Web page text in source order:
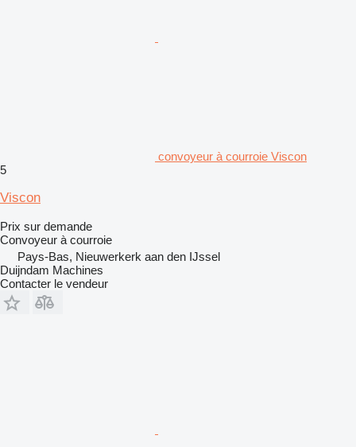
convoyeur à courroie Viscon
5
Viscon
Prix sur demande
Convoyeur à courroie
Pays-Bas, Nieuwerkerk aan den IJssel
Duijndam Machines
Contacter le vendeur